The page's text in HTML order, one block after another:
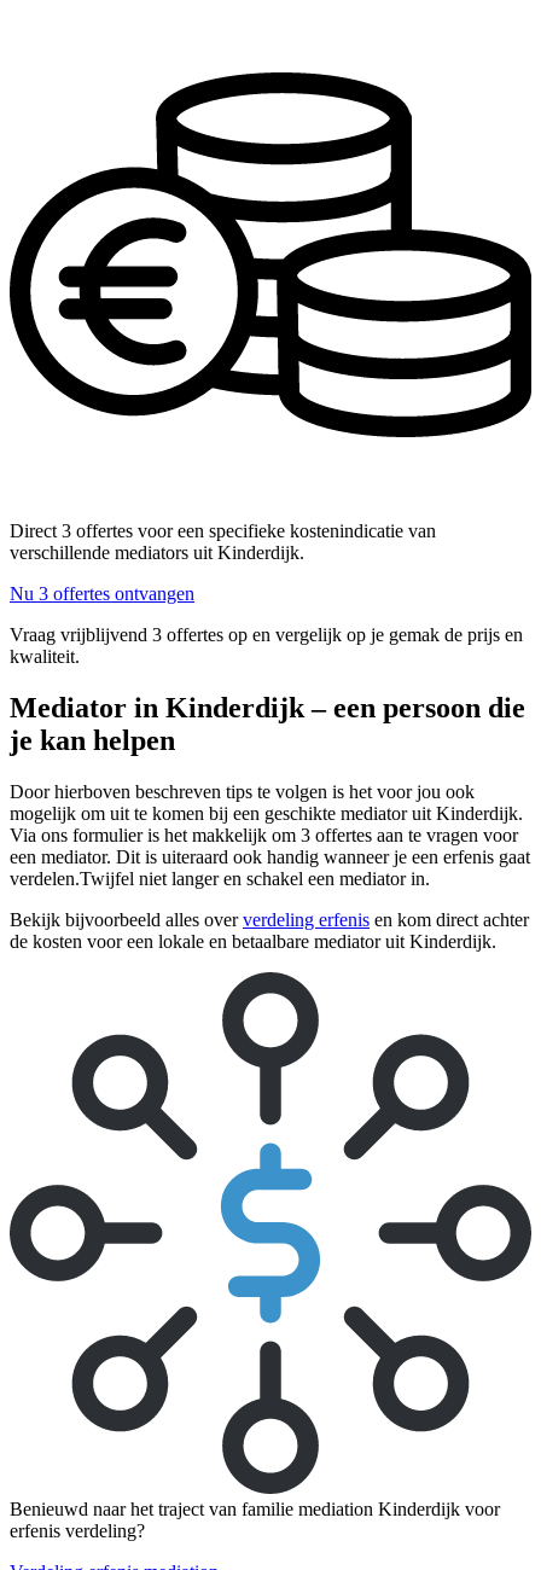
Direct 3 offertes voor een specifieke kostenindicatie van
verschillende mediators uit Kinderdijk.
Nu 3 offertes ontvangen
Vraag vrijblijvend 3 offertes op en vergelijk op je gemak de prijs en
kwaliteit.
Mediator in Kinderdijk – een persoon die
je kan helpen
Door hierboven beschreven tips te volgen is het voor jou ook
mogelijk om uit te komen bij een geschikte mediator uit Kinderdijk.
Via ons formulier is het makkelijk om 3 offertes aan te vragen voor
een mediator. Dit is uiteraard ook handig wanneer je een erfenis gaat
verdelen.Twijfel niet langer en schakel een mediator in.
Bekijk bijvoorbeeld alles oververdeling erfenis en kom direct achter
de kosten voor een lokale en betaalbare mediator uit Kinderdijk.
Benieuwd naar het traject van familie mediation Kinderdijk voor
erfenis verdeling?